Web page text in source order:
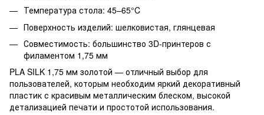
Температура стола: 45–65°C
Поверхность изделий: шелковистая, глянцевая
Совместимость: большинство 3D-принтеров с
филаментом 1,75 мм
PLA SILK 1,75 мм золотой — отличный выбор для
пользователей, которым необходим яркий декоративный
пластик с красивым металлическим блеском, высокой
детализацией печати и простотой использования.